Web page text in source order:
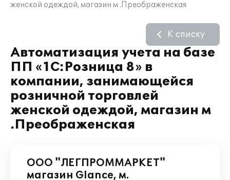
женской одеждой, магазин м .Преображенская
Автоматизация учета на базе
ПП «1С:Розница 8» в
компании, занимающейся
розничной торговлей
женской одеждой, магазин м
.Преображенская
К списку
ООО "ЛЕГПРОММАРКЕТ"
магазин Glance, м.